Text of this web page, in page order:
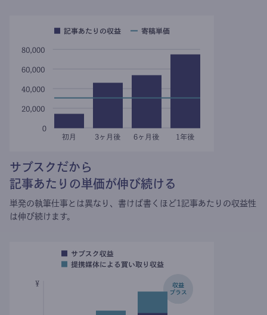
サブスクだから
記事あたりの単価が伸び続ける
単発の執筆仕事とは異なり、 書けば書くほど1記事あたりの収益性
は伸び続けます。